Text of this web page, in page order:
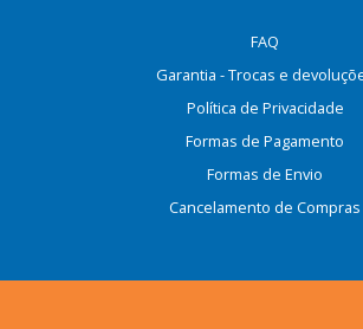
FAQ
Garantia - Trocas e
Política de Privacidade
Formas de Pagamento
Formas de Envio
Cancelamento de Compras